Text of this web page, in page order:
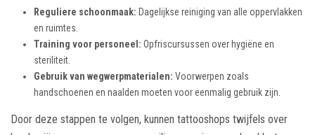
Reguliere schoonmaak: Dagelijkse reiniging van alle oppervlakken
en ruimtes.
Training voor personeel: Opfriscursussen over hygiëne en
steriliteit.
Gebruik van wegwerpmaterialen: Voorwerpen zoals
handschoenen en naalden moeten voor eenmalig gebruik zijn.
Door deze stappen te volgen, kunnen tattooshops twijfels over